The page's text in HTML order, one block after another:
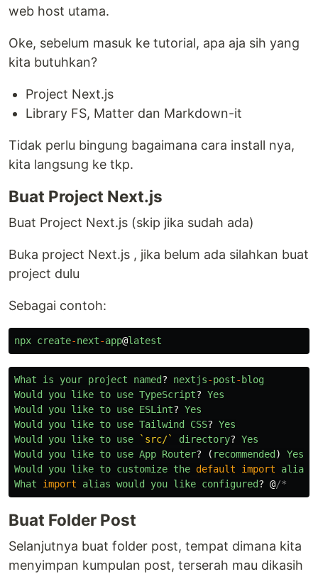
web host utama.
Oke, sebelum masuk ke tutorial, apa aja sih yang
kita butuhkan?
Project Next.js
Library FS, Matter dan Markdown-it
Tidak perlu bingung bagaimana cara install nya,
kita langsung ke tkp.
Buat Project Next.js
Buat Project Next.js (skip jika sudah ada)
Buka project Next.js , jika belum ada silahkan buat
project dulu
Sebagai contoh:
npx create-next-app@latest
What is your project named? nextjs-post- blog
Would
you like to use TypeScript? Yes
Would
you like to use ESLint? Yes
Would
you like to use Tailwind CSS? Yes
Would
you like to use `src/` directory? Yes
Would
you like to use App Router? ( recommended )
Yes
Would
you like to customize the default import alias
What
import alias would you like configured? @
Buat Folder Post
Selanjutnya buat folder post, tempat dimana kita
menyimpan kumpulan post, terserah mau dikasih